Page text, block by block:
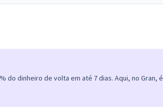
do dinheiro de volta em até 7 dias. Aqui, no Gran, é